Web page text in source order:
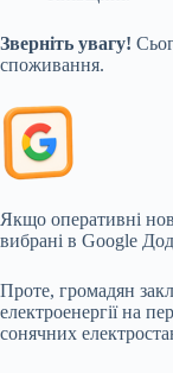
Зверніть увагу!
споживання.
Якщо оперативні
вибрані в Google
Проте, громадян
електроенергії на
сонячних